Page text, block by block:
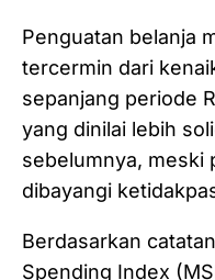
Penguatan belanja
tercermin dari
sepanjang periode
yang dinilai lebih
sebelumnya, meski
dibayangi
Berdasarkan
Spending Index